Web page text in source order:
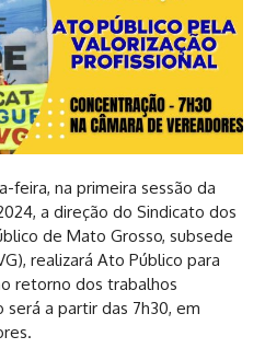
feira, na primeira sessão da
a direção do Sindicato dos
de Mato Grosso, subsede
realizará Ato Público para
retorno dos trabalhos
a partir das 7h30, em